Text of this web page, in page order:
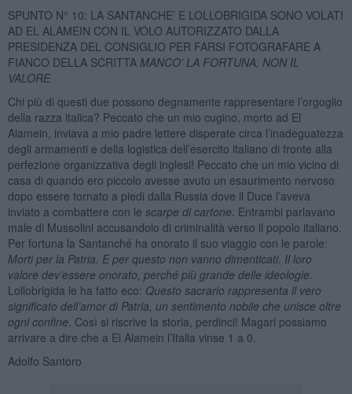
SPUNTO N° 10: LA SANTANCHE’ E LOLLOBRIGIDA SONO VOLATI
AD EL ALAMEIN CON IL VOLO AUTORIZZATO DALLA
PRESIDENZA DEL CONSIGLIO PER FARSI FOTOGRAFARE A
FIANCO DELLA SCRITTA MANCO’ LA FORTUNA, NON IL
VALORE
Chi più di questi due possono degnamente rappresentare l’orgoglio
della razza italica? Peccato che un mio cugino, morto ad El
Alamein, inviava a mio padre lettere disperate circa l’inadeguatezza
degli armamenti e della logistica dell’esercito italiano di fronte alla
perfezione organizzativa degli inglesi! Peccato che un mio vicino di
casa di quando ero piccolo avesse avuto un esaurimento nervoso
dopo essere tornato a piedi dalla Russia dove il Duce l’aveva
inviato a combattere con le scarpe di cartone . Entrambi parlavano
male di Mussolini accusandolo di criminalità verso il popolo italiano.
Per fortuna la Santanché ha onorato il suo viaggio con le parole:
Morti per la Patria. E per questo non vanno dimenticati. Il loro
valore dev’essere onorato, perché più grande delle ideologie
Lollobrigida le ha fatto eco: Questo sacrario rappresenta il vero
significato dell’amor di Patria, un sentimento nobile che unisce oltre
ogni confine . Così si riscrive la storia, perdinci! Magari possiamo
arrivare a dire che a El Alamein l’Italia vinse 1 a 0.
Adolfo Santoro